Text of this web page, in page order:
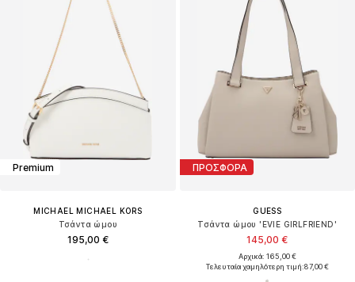
Premium
MICHAEL MICHAEL KORS
Τσάντα ώμου
195,00 €
ΠΡΟΣΦΟΡΑ
GUESS
Τσάντα ώμου 'EVIE GIRLFRIEND'
145,00 €
Αρχικά: 165,00 €
Τελευταία χαμηλότερη τιμή:87,00 €